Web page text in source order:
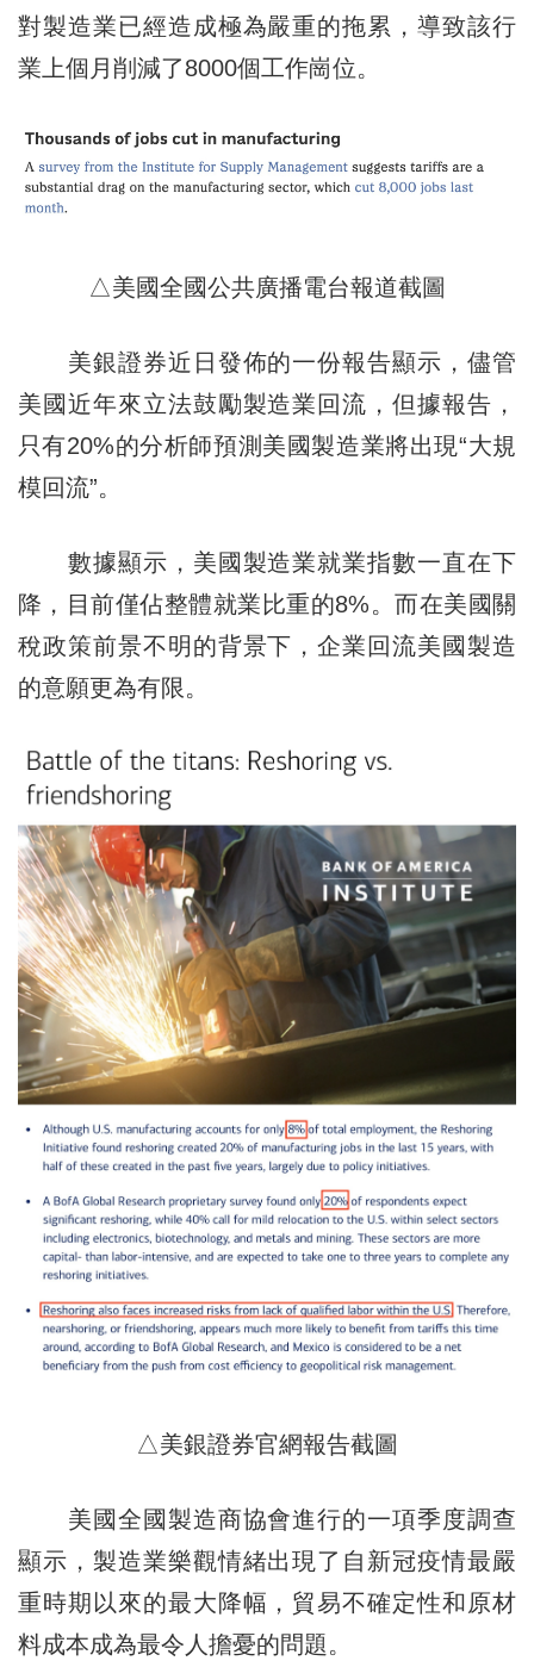
對製造業已經造成極為嚴重的拖累，導致該行
業上個月削減了8000個工作崗位。
△美國全國公共廣播電台報道截圖
美銀證券近日發佈的一份報告顯示，儘管
美國近年來立法鼓勵製造業回流，但據報告，
只有20%的分析師預測美國製造業將出現“大規
模回流”。
數據顯示，美國製造業就業指數一直在下
降，目前僅佔整體就業比重的8%。而在美國關
稅政策前景不明的背景下，企業回流美國製造
的意願更為有限。
△美銀證券官網報告截圖
美國全國製造商協會進行的一項季度調查
顯示，製造業樂觀情緒出現了自新冠疫情最嚴
重時期以來的最大降幅，貿易不確定性和原材
料成本成為最令人擔憂的問題。